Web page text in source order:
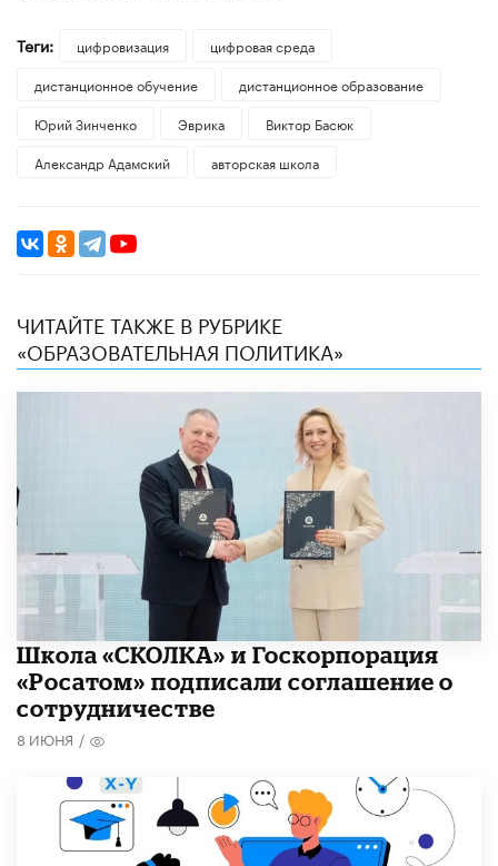
Теги: цифровизация
цифровая среда
дистанционное обучение
дистанционное образование
Юрий Зинченко
Эврика
Виктор Басюк
Александр Адамский
авторская школа
ЧИТАЙТЕ ТАКЖЕ В РУБРИКЕ
«ОБРАЗОВАТЕЛЬНАЯ ПОЛИТИКА»
Школа «СКОЛКА» и Госкорпорация
«Росатом» подписали соглашение о
сотрудничестве
8 ИЮНЯ /